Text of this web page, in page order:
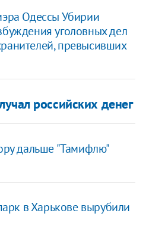
Одессы Убирии
уголовных дел
превысивших
российских денег
дальше "Тамифлю"
в Харькове вырубили